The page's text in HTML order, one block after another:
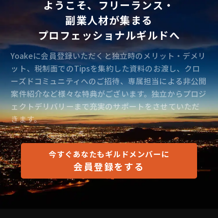
ようこそ、フリーランス・
副業人材が集まる
プロフェッショナルギルドへ
Yoakeに会員登録いただくと独立時のメリット・デメリ
ット、税制面でのTipsを集約した資料のお渡し、クロ
ーズドコミュニティへのご招待、専属担当による非公開
案件紹介など様々な特典がございます。独立からプロジ
ェクトデリバリーまで充実のサポートをさせていただ
きます。
今すぐあなたもギルドメンバーに
会員登録をする